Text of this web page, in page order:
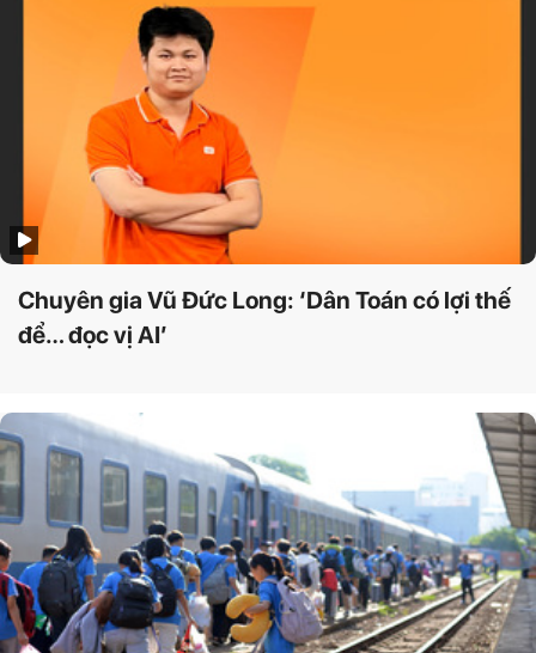
Chuyên gia Vũ Đức Long: ‘Dân Toán có lợi thế
để… đọc vị AI’